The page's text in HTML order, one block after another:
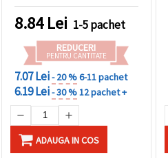
handmade
8.84Lei 1-5 pachet
REDUCERI
PENTRU CANTITATE
7.07 Lei- 20 %6-11 pachet
6.19 Lei- 30 %12 pachet +
ADAUGA IN COS